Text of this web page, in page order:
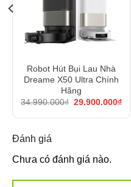
Robot Hút Bụi Lau Nhà
Dreame X50 Ultra Chính
Hãng
34.990.000₫ Giá
là:
29.900.000₫Giá
tại
Đánh giá
Chưa có đánh giá nào.